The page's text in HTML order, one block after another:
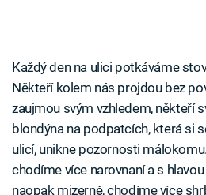
Každý den na ulici potkáváme
Někteří kolem nás projdou bez
zaujmou svým vzhledem, někteří
blondýna na podpatcích, která si
ulicí, unikne pozornosti
chodíme více narovnaní a s
naopak mizerně, chodíme více